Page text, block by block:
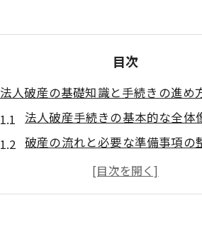
目次
法人破産の基礎知識と手続きの進め
法人破産手続きの基本的な全体
破産の流れと必要な準備事項の
法人破産は自分で進められるの
破産手続きを始める前に知って